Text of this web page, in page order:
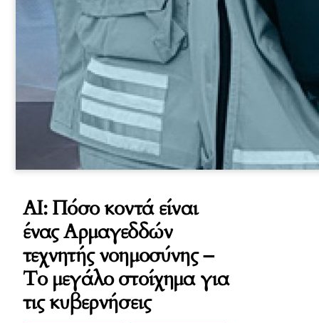
AI: Πόσο κοντά είναι
ένας Αρμαγεδδών
τεχνητής νοημοσύνης –
Το μεγάλο στοίχημα για
τις κυβερνήσεις